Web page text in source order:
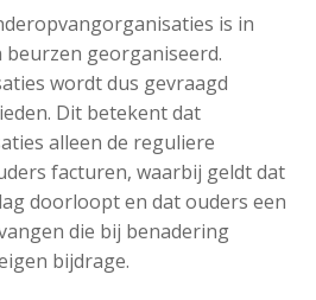
is in
georganiseerd.
wordt dus gevraagd
Dit betekent dat
alleen de reguliere
facturen, waarbij geldt dat
doorloopt en dat ouders een
die bij benadering
bijdrage.